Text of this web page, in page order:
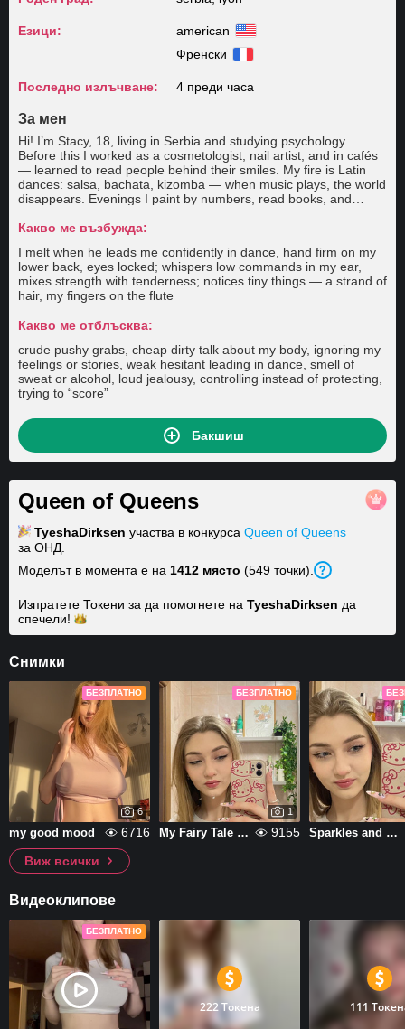
Езици:
american
Френски
Последно излъчване: 4 преди часа
За мен
Hi! I’m Stacy, 18, living in Serbia and studying psychology.
Before this I worked as a cosmetologist, nail artist, and in cafés
— learned to read people behind their smiles. My fire is Latin
dances: salsa, bachata, kizomba — when music plays, the world
disappears. Evenings I paint by numbers, read books, and
love quiet Serbian sunsets by the Danube. Dreaming of opening
America, adopting a big fluffy shelter dog, and my mom always
being healthy. Seeking a loyal, warm protector
Какво ме възбужда:
I melt when he leads me confidently in dance, hand firm on my
lower back, eyes locked; whispers low commands in my ear,
mixes strength with tenderness; notices tiny things — a strand of
hair, my fingers on the flute
Какво ме отблъсква:
crude pushy grabs, cheap dirty talk about my body, ignoring my
feelings or stories, weak hesitant leading in dance, smell of
sweat or alcohol, loud jealousy, controlling instead of protecting,
trying to “score”
Бакшиш
Queen of Queens
TyeshaDirksen участва в конкурса Queen of Queens
за ОНД.
Моделът в момента е на 1412 място (549 точки).
Изпратете Токени за да помогнете на TyeshaDirksen да
спечели!
Снимки
БЕЗПЛАТНО
6
my good mood 6716
БЕЗПЛАТНО
1
My Fairy Tale Life 9155 Sparkles and Dreams
Виж всички
Видеоклипове
БЕЗПЛАТНО
222 Токена 111